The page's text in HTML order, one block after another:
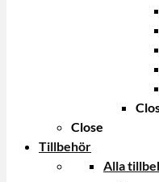
Close
Tillbehör
Alla